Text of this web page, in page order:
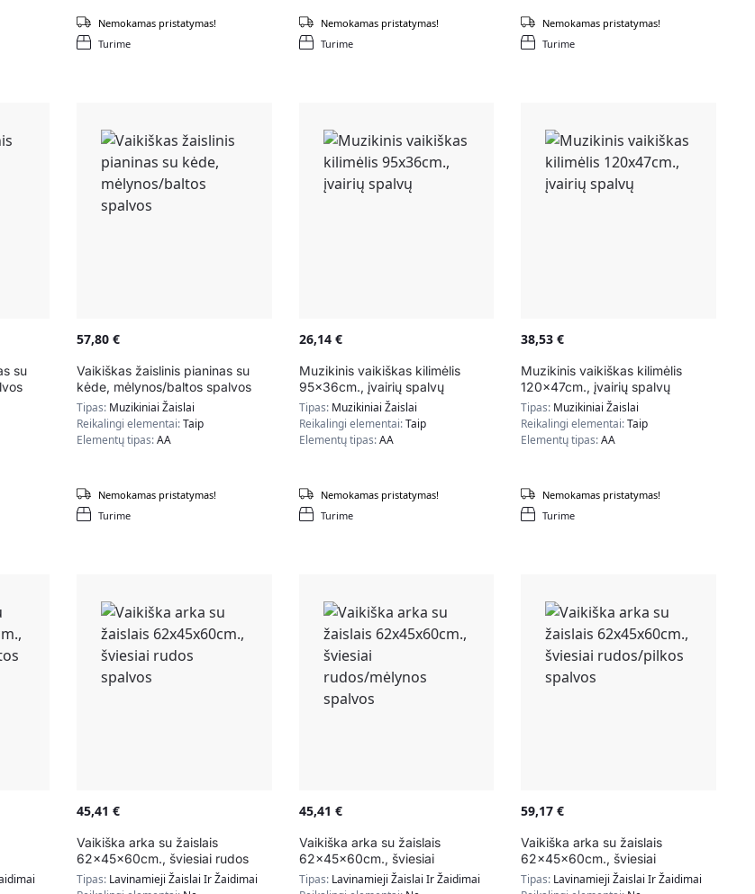
Turime
Nemokamas pristatymas!
Turime
Nemokamas pristatymas!
Turime
Nemokamas pristatymas!
su
57,80 €
Vaikiškas žaislinis pianinas su
kėde, mėlynos/baltos spalvos
Tipas: Muzikiniai Žaislai
Reikalingi elementai:Taip
Elementų tipas:AA
Turime
Nemokamas pristatymas!
26,14 €
Muzikinis vaikiškas kilimėlis
95x36cm., įvairių spalvų
Tipas: Muzikiniai Žaislai
Reikalingi elementai:Taip
Elementų tipas:AA
Turime
Nemokamas pristatymas!
38,53€
Muzikinis vaikiškas kilimėlis
120x47cm., įvairių spalvų
Tipas: Muzikiniai Žaislai
Reikalingi elementai:Taip
Elementų tipas:AA
Turime
Nemokamas pristatymas!
45,41 €
Vaikiška arka su žaislais
62x45x60cm., šviesiai rudos
spalvos
Tipas: Lavinamieji Žaislai Ir Žaidimai
45,41 €
Vaikiška arka su žaislais
62x45x60cm., šviesiai
rudos/mėlynos spalvos
Tipas: Lavinamieji Žaislai Ir Žaidimai
59,17€
Vaikiška arka su žaislais
62x45x60cm., šviesiai
rudos/pilkos spalvos
Tipas: Lavinamieji Žaislai Ir Žaidimai